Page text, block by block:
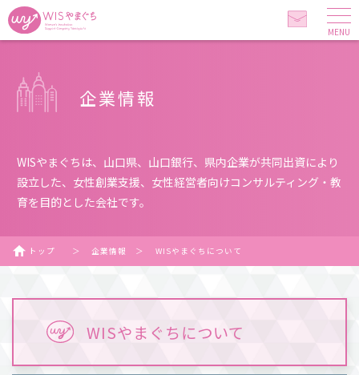
企業情報
WISやまぐちは、山口県、山口銀行、県内企業が共同出資により
設立した、 女性創業支援、女性経営者向けコンサルティング・教
育を目的とした会社です。
トップ ＞ 企業情報 ＞ WISやまぐちについて
WISやまぐちについて
MENU